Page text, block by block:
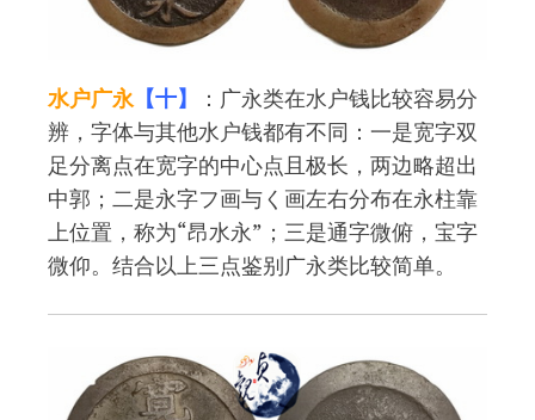
水户广永【十】
：广永类在水户钱比较容易分
辨，字体与其他水户钱都有不同：一是宽字双
足分离点在宽字的中心点且极长，两边略超出
中郭；二是永字フ画与く画左右分布在永柱靠
上位置，称为“昂水永”；三是通字微俯，宝字
微仰。结合以上三点鉴别广永类比较简单。